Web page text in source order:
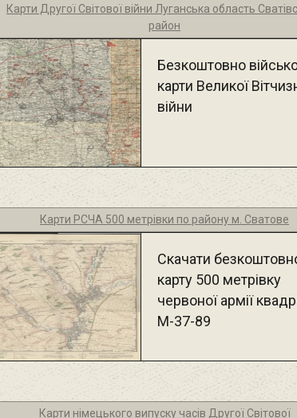
Карти Другої Світової війни Луганська область
район
Безкоштовно
карти Великої
війни
Карти РСЧА 500 метрівки по району м. Сватове
Скачати
карту 500 метрівку
червоної армії
М-37-89
Карти німецького випуску часів Другої Світової